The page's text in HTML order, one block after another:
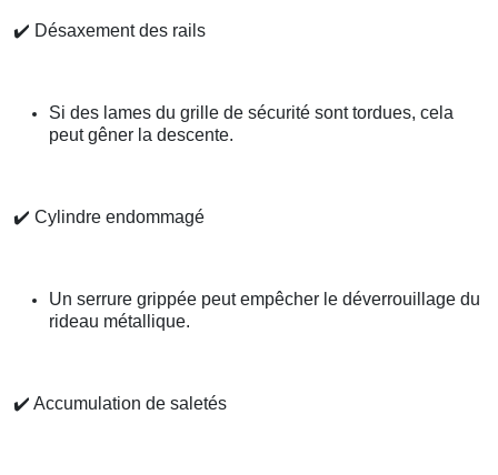
✔️ Désaxement des rails
Si des lames du grille de sécurité sont tordues, cela
peut gêner la descente.
✔️ Cylindre endommagé
Un serrure grippée peut empêcher le déverrouillage du
rideau métallique.
✔️ Accumulation de saletés